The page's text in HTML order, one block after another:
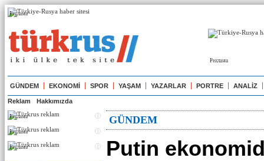
Реклама
Реклама
GÜNDEM EKONOMİ SPOR YAŞAM YAZARLAR PORTRE ANALİZ
Reklam Hakkımızda
Реклама
Реклама
Реклама
GÜNDEM
Putin